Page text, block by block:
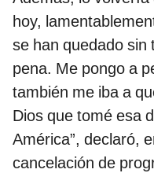
hoy,
se han quedado sin
pena. Me pongo a
también me iba a
Dios que tomé esa
América”, declaró,
cancelación de